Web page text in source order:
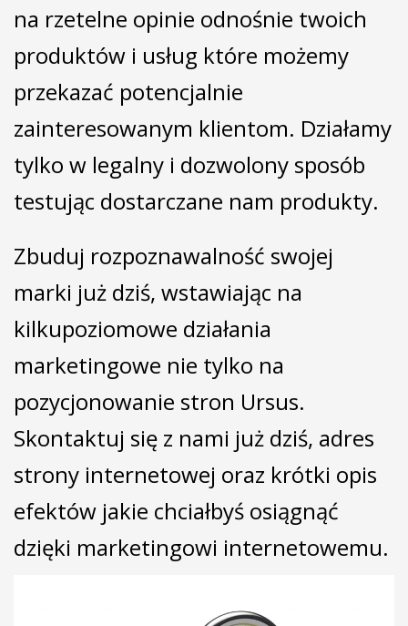
na rzetelne opinie odnośnie twoich
produktów i usług które możemy
przekazać potencjalnie
zainteresowanym klientom. Działamy
tylko w legalny i dozwolony sposób
testując dostarczane nam produkty.
Zbuduj rozpoznawalność swojej
marki już dziś, wstawiając na
kilkupoziomowe działania
marketingowe nie tylko na
pozycjonowanie stron Ursus.
Skontaktuj się z nami już dziś, adres
strony internetowej oraz krótki opis
efektów jakie chciałbyś osiągnąć
dzięki marketingowi internetowemu.